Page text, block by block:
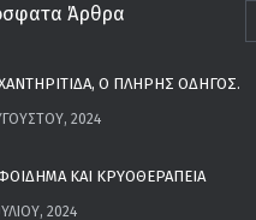
Άρθρα
Ο ΠΛΗΡΗΣ ΟΔΗΓΟΣ.
2024
ΚΑΙ ΚΡΥΟΘΕΡΑΠΕΙΑ
2024